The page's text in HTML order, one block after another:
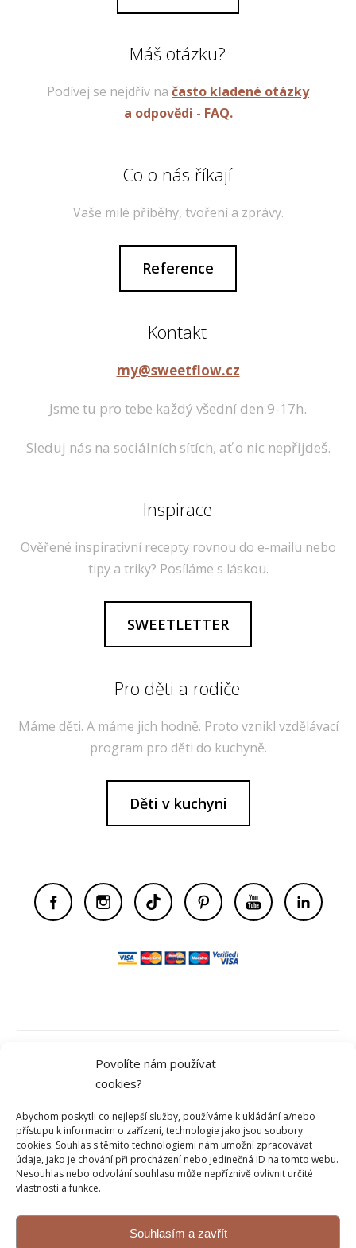
Povolíte nám používat
cookies?
Abychom poskytli co nejlepší služby, používáme k ukládání a/nebo
přístupu k informacím o zařízení, technologie jako jsou soubory
cookies. Souhlas s těmito technologiemi nám umožní zpracovávat
údaje, jako je chování při procházení nebo jedinečná ID na tomto webu.
Nesouhlas nebo odvolání souhlasu může nepříznivě ovlivnit určité
vlastnosti a funkce.
Souhlasím a zavřít
Máš otázku?
Podívej se nejdřív na často kladené otázky
a odpovědi - FAQ.
Co o nás říkají
Vaše milé příběhy, tvoření a zprávy.
Reference
Kontakt
my@sweetflow.cz
Jsme tu pro tebe každý všední den 9-17h.
Sleduj nás na sociálních sítích, ať o nic nepřijdeš.
Inspirace
Ověřené inspirativní recepty rovnou do e-mailu nebo
tipy a triky? Posíláme s láskou.
SWEETLETTER
Pro děti a rodiče
Máme děti. A máme jich hodně. Proto vznikl vzdělávací
program pro děti do kuchyně.
Děti v kuchyni
Obchodní podmínky
Ochrana osobních údajů
Kontakt
Reklamace a vrácení